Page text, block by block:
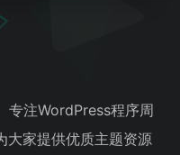
专注WordPress程序周
大家提供优质主题资源